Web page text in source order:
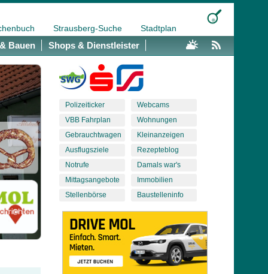
Strausberg-Suche Stadtplan
Bauen Shops & Dienstleister
Polizeiticker
VBB Fahrplan
Gebrauchtwagen
Ausflugsziele
Notrufe
Mittagsangebote
Stellenbörse
Webcams
Wohnungen
Kleinanzeigen
Rezepteblog
Damals war's
Immobilien
Baustelleninfo